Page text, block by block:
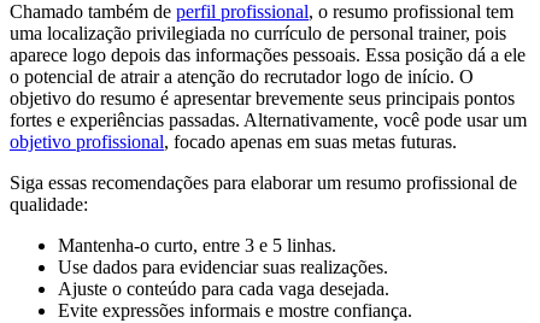
Chamado também de perfil profissional, o resumo profissional tem
uma localização privilegiada no currículo de personal trainer, pois
aparece logo depois das informações pessoais. Essa posição dá a ele
o potencial de atrair a atenção do recrutador logo de início. O
objetivo do resumo é apresentar brevemente seus principais pontos
fortes e experiências passadas. Alternativamente, você pode usar um
objetivo profissional, focado apenas em suas metas futuras.
Siga essas recomendações para elaborar um resumo profissional de
qualidade:
Mantenha-o curto, entre 3 e 5 linhas.
Use dados para evidenciar suas realizações.
Ajuste o conteúdo para cada vaga desejada.
Evite expressões informais e mostre confiança.